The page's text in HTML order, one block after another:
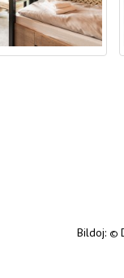
Bildoj: ©️